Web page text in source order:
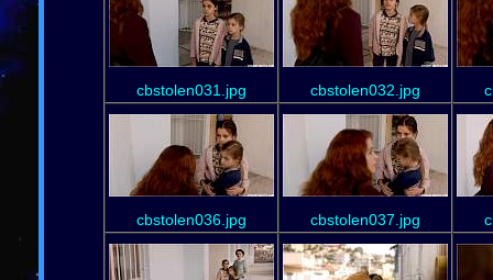
cbstolen031.jpg cbstolen032.jpg
cbstolen036.jpg cbstolen037.jpg